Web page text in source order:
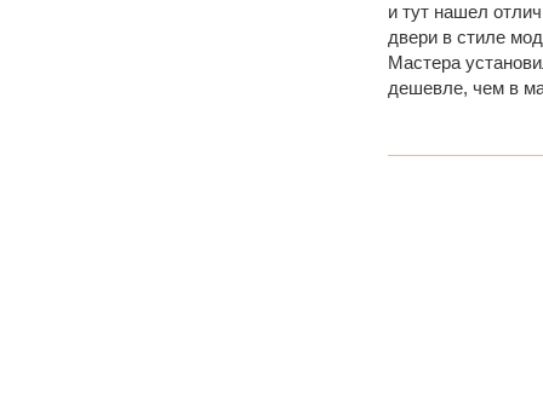
и тут нашел
двери в стиле
Мастера
дешевле, чем в